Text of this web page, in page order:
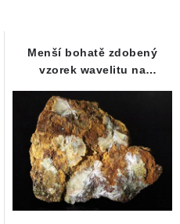
Menší bohatě zdobený
vzorek wavelitu na